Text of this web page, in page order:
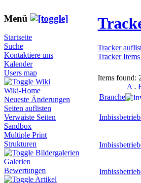
Menü
Startseite
Suche
Kontaktiere uns
Kalender
Users map
Wiki
Wiki-Home
Neueste Änderungen
Seiten auflisten
Verwaiste Seiten
Sandbox
Multiple Print
Strukturen
Bildergalerien
Galerien
Bewertungen
Artikel
Tracker
Tracker
Items found:
A .
Branche